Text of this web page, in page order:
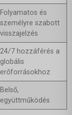
Folyamatos és
személyre szabott
visszajelzés
24/7 hozzáférés a
globális
erőforrásokhoz
Belső,
együttműködés